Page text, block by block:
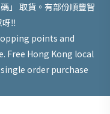
」 取貨。有部份順豐智
呀‼️
points and
Free Hong Kong local
order purchase